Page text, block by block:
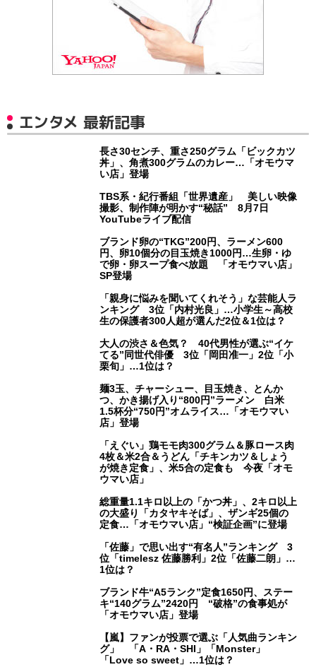
エンタメ 最新記事
長さ30センチ、重さ250グラム「ビックカツ
丼」、角煮300グラムのカレー…「オモウマ
い店」登場
TBS系・紀行番組「世界遺産」 美しい映像
撮影、制作陣が明かす“秘話” 8月7日
YouTubeライブ配信
ブランド卵の“TKG”200円、ラーメン600
円、卵10個分の目玉焼き1000円…生卵・ゆ
で卵・卵スープ食べ放題 「オモウマい店」
SP登場
「親身に悩みを聞いてくれそう」な芸能人ラ
ンキング 3位「内村光良」…小学生～高校
生の保護者300人超が選んだ2位＆1位は？
大人の渋さ＆色気？ 40代男性が選ぶ“イケ
てる”同世代俳優 3位「岡田准一」2位「小
栗旬」…1位は？
麺3玉、チャーシュー、目玉焼き、とんか
つ、かき揚げ入り“800円”ラーメン 白米
1.5杯分“750円”オムライス…「オモウマい
店」登場
「えぐい」鶏モモ肉300グラム＆豚ロース肉
4枚＆米2合＆うどん「チキンカツ＆しょう
が焼き定食」、米5合の定食も 今夜「オモ
ウマい店」
総重量1.1キロ以上の「かつ丼」、2キロ以上
の大盛り「カタヤキそば」、ザンギ25個の
定食…「オモウマい店」“検証企画”に登場
「佐藤」で思い出す“有名人”ランキング 3
位「timelesz 佐藤勝利」2位「佐藤二朗」…
1位は？
ブランド牛“A5ランク”定食1650円、ステー
キ“140グラム”2420円 “破格”の食事処が
「オモウマい店」登場
【嵐】ファンが投票で選ぶ「人気曲ランキン
グ」 「A・RA・SHI」「Monster」
「Love so sweet」…1位は？